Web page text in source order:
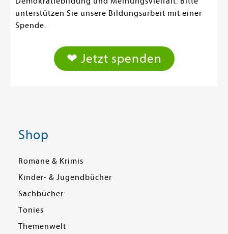
unterstützen Sie unsere Bildungsarbeit mit einer
Spende.
❤ Jetzt spenden
Shop
Romane & Krimis
Kinder- & Jugendbücher
Sachbücher
Tonies
Themenwelt